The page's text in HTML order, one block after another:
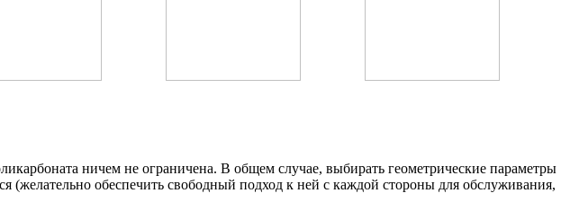
ничем не ограничена. В общем случае, выбирать геометрические параметры
(желательно обеспечить свободный подход к ней с каждой стороны для обслуживания,